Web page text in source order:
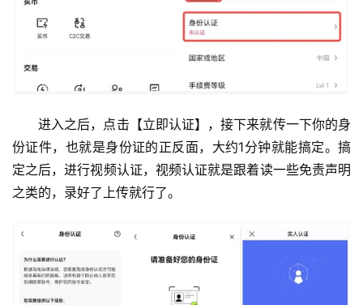
进入之后，点击【立即认证】，接下来就传一下你的身
份证件，也就是身份证的正反面，大约1分钟就能搞定。搞
定之后，进行视频认证，视频认证就是跟着读一些免责声明
之类的，录好了上传就行了。